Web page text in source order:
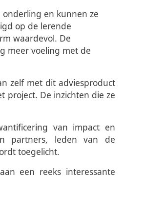
en kunnen ze
op de lerende
waardevol. De
meer voeling met de
zelf met dit adviesproduct
project. De inzichten die ze
van impact en
partners, leden van de
toegelicht.
een reeks interessante